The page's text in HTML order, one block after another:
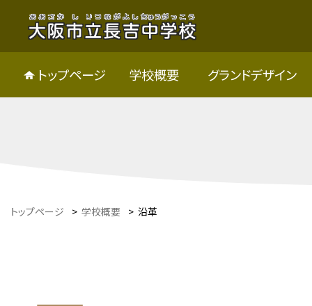
トップページ 学校概要 グランドデザイン
トップページ > 学校概要 > 沿革